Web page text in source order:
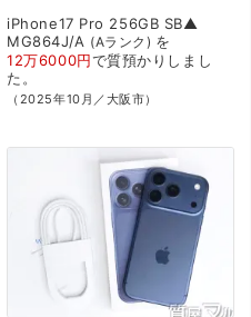
iPhone17 Pro 256GB SB▲
MG864J/A
Aランク を
12万6000円で質預かり しまし
た。
（2025年10月／大阪市）